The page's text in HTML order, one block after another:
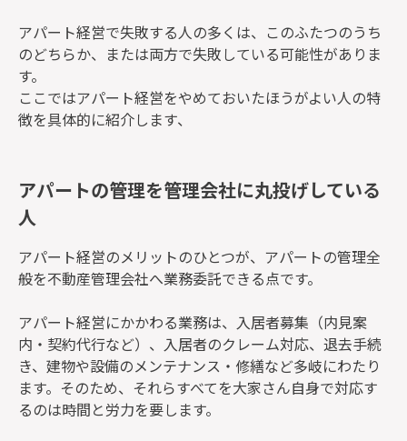
アパート経営で失敗する人の多くは、このふたつのうち
のどちらか、または両方で失敗している可能性がありま
す。
ここではアパート経営をやめておいたほうがよい人の特
徴を具体的に紹介します、
アパートの管理を管理会社に丸投げしている
人
アパート経営のメリットのひとつが、アパートの管理全
般を不動産管理会社へ業務委託できる点です。
アパート経営にかかわる業務は、入居者募集（内見案
内・契約代行など）、入居者のクレーム対応、退去手続
き、建物や設備のメンテナンス・修繕など多岐にわたり
ます。そのため、それらすべてを大家さん自身で対応す
るのは時間と労力を要します。